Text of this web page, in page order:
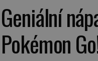
Geniální
Pokémon